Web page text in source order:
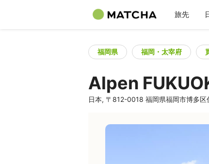
旅先
福岡県 福岡・太宰府
Alpen
日本, 〒812-0018 福岡県福岡市博多